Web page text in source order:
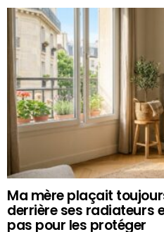
Ma mère plaçait
derrière ses radiateurs
pas pour les protéger